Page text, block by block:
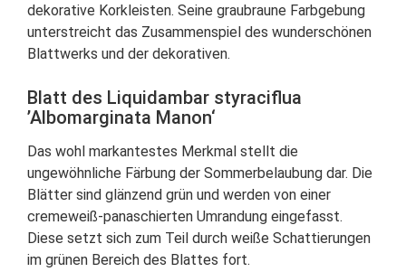
dekorative Korkleisten. Seine graubraune Farbgebung
unterstreicht das Zusammenspiel des wunderschönen
Blattwerks und der dekorativen.
Blatt des Liquidambar styraciflua
’Albomarginata Manon‘
Das wohl markantestes Merkmal stellt die
ungewöhnliche Färbung der Sommerbelaubung dar. Die
Blätter sind glänzend grün und werden von einer
cremeweiß-panaschierten Umrandung eingefasst.
Diese setzt sich zum Teil durch weiße Schattierungen
im grünen Bereich des Blattes fort.